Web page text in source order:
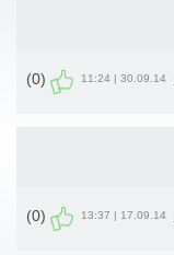
30.09.14 | 11:24
(0)
17.09.14 | 13:37
(0)